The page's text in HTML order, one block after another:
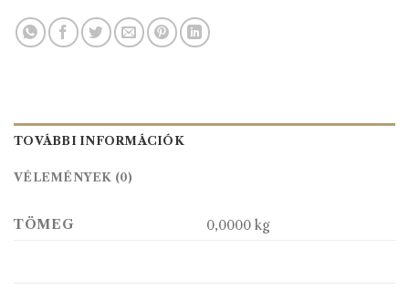
TOVÁBBI INFORMÁCIÓK
VÉLEMÉNYEK (0)
TÖMEG 0,0000 kg